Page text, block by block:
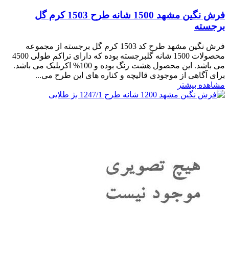
فرش نگین مشهد 1500 شانه طرح 1503 کرم گل
برجسته
فرش نگین مشهد طرح کد 1503 کرم گل برجسته از مجموعه
محصولات 1500 شانه گلبرجسته بوده که دارای تراکم طولی 4500
می باشد. این محصول هشت رنگ بوده و 100% اکریلیک می باشد.
برای آگاهی از موجودی قالیچه و کناره های این طرح می...
مشاهده بیشتر